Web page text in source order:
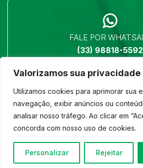
Valorizamos sua privacidade
Utilizamos cookies para aprimorar sua
navegação, exibir anúncios ou
analisar nosso tráfego. Ao clicar em
concorda com nosso uso de cookies.
Personalizar Rejeitar
FALE POR
(33) 98818-5592
LOCALIZAÇÃO